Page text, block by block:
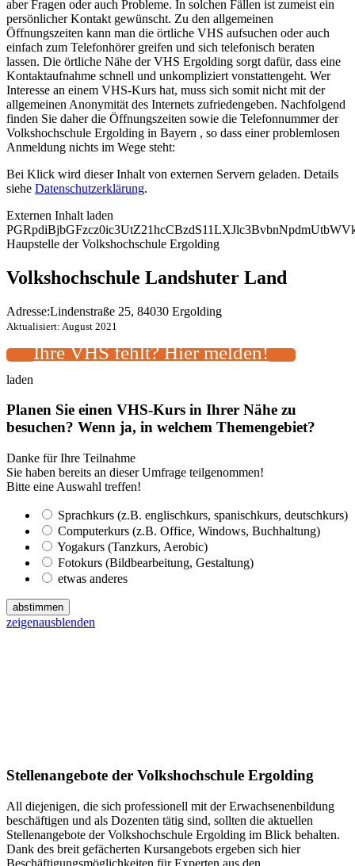
aber Fragen oder auch Probleme. In solchen Fällen ist zumeist ein
persönlicher Kontakt gewünscht. Zu den allgemeinen
Öffnungszeiten kann man die örtliche VHS aufsuchen oder auch
einfach zum Telefonhörer greifen und sich telefonisch beraten
lassen. Die örtliche Nähe der VHS Ergolding sorgt dafür, dass eine
Kontaktaufnahme schnell und unkompliziert vonstattengeht. Wer
Interesse an einem VHS-Kurs hat, muss sich somit nicht mit der
allgemeinen Anonymität des Internets zufriedengeben. Nachfolgend
finden Sie daher die Öffnungszeiten sowie die Telefonnummer der
Volkshochschule Ergolding in Bayern , so dass einer problemlosen
Anmeldung nichts im Wege steht:
Bei Klick wird dieser Inhalt von externen Servern geladen. Details
siehe Datenschutzerklärung.
Externen Inhalt laden
Haupstelle der Volkshochschule Ergolding
Volkshochschule Landshuter Land
Adresse:Lindenstraße 25, 84030 Ergolding
Aktualisiert: August 2021
Ihre VHS fehlt? Hier melden!
laden
Planen Sie einen VHS-Kurs in Ihrer Nähe zu
besuchen? Wenn ja, in welchem Themengebiet?
Danke für Ihre Teilnahme
Sie haben bereits an dieser Umfrage teilgenommen!
Bitte eine Auswahl treffen!
Sprachkurs (z.B. englischkurs, spanischkurs, deutschkurs)
Computerkurs (z.B. Office, Windows, Buchhaltung)
Yogakurs (Tanzkurs, Aerobic)
Fotokurs (Bildbearbeitung, Gestaltung)
etwas anderes
abstimmen
zeigenausblenden
Stellenangebote der Volkshochschule Ergolding
All diejenigen, die sich professionell mit der Erwachsenenbildung
beschäftigen und als Dozenten tätig sind, sollten die aktuellen
Stellenangebote der Volkshochschule Ergolding im Blick behalten.
Dank des breit gefächerten Kursangebots ergeben sich hier
Beschäftigungsmöglichkeiten für Experten aus den